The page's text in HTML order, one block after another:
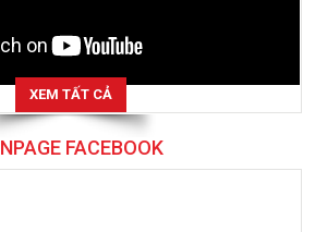
XEM TẤT CẢ
FACEBOOK